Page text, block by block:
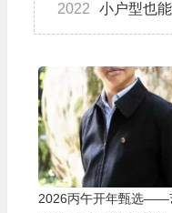
2022 小户型也
2026丙午开年甄选——